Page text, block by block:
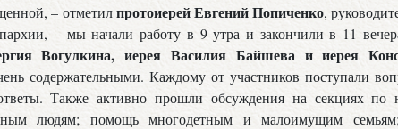
– отметилпротоиерей Евгений Попиченко,
– мы начали работу в 9 утра и закончили в 11
Вогулкина, иерея Василия Байшева и иерея
содержательными. Каждому от участников поступали
Также активно прошли обсуждения на секциях по
людям; помощь многодетным и малоимущим